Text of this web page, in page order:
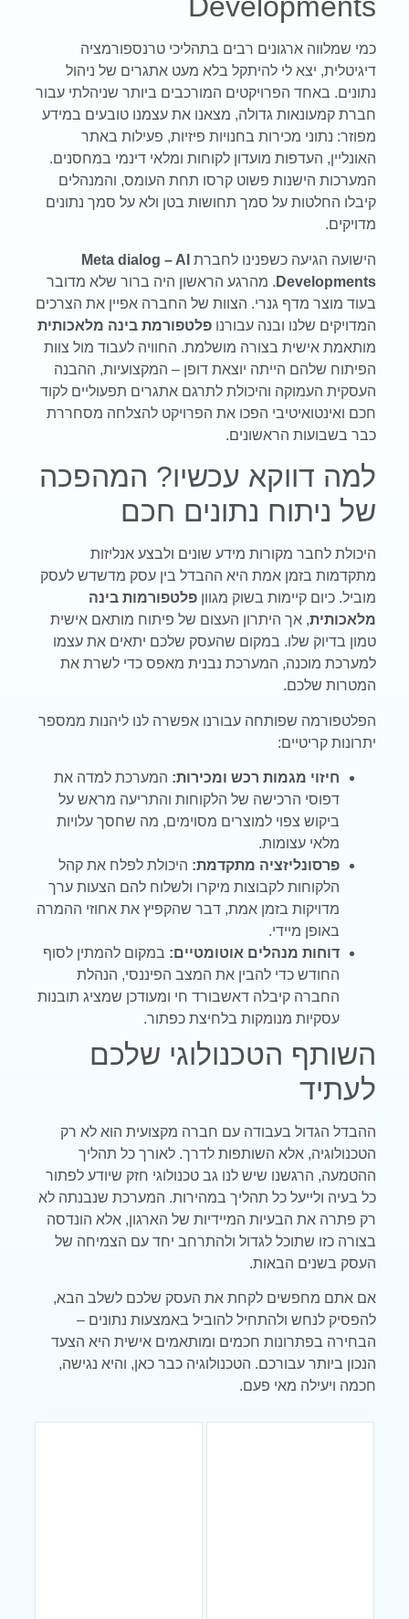
Developments
כמי שמלווה ארגונים רבים בתהליכי טרנספורמציה
דיגיטלית, יצא לי להיתקל בלא מעט אתגרים של ניהול
נתונים. באחד הפרויקטים המורכבים ביותר שניהלתי עבור
חברת קמעונאות גדולה, מצאנו את עצמנו טובעים במידע
מפוזר: נתוני מכירות בחנויות פיזיות, פעילות באתר
האונליין, העדפות מועדון לקוחות ומלאי דינמי במחסנים.
המערכות הישנות פשוט קרסו תחת העומס, והמנהלים
קיבלו החלטות על סמך תחושות בטן ולא על סמך נתונים
מדויקים.
הישועה הגיעה כשפנינו לחברת Meta dialog – AI
Developments . מהרגע הראשון היה ברור שלא מדובר
בעוד מוצר מדף גנרי. הצוות של החברה אפיין את הצרכים
המדויקים שלנו ובנה עבורנופלטפורמת בינה מלאכותית
מותאמת אישית בצורה מושלמת. החוויה לעבוד מול צוות
הפיתוח שלהם הייתה יוצאת דופן – המקצועיות, ההבנה
העסקית העמוקה והיכולת לתרגם אתגרים תפעוליים לקוד
חכם ואינטואיטיבי הפכו את הפרויקט להצלחה מסחררת
כבר בשבועות הראשונים.
למה דווקא עכשיו? המהפכה
של ניתוח נתונים חכם
היכולת לחבר מקורות מידע שונים ולבצע אנליזות
מתקדמות בזמן אמת היא ההבדל בין עסק מדשדש לעסק
מוביל. כיום קיימות בשוק מגווןפלטפורמות בינה
מלאכותית, אך היתרון העצום של פיתוח מותאם אישית
טמון בדיוק שלו. במקום שהעסק שלכם יתאים את עצמו
למערכת מוכנה, המערכת נבנית מאפס כדי לשרת את
המטרות שלכם.
הפלטפורמה שפותחה עבורנו אפשרה לנו ליהנות ממספר
יתרונות קריטיים:
חיזוי מגמות רכש ומכירות: המערכת למדה את
דפוסי הרכישה של הלקוחות והתריעה מראש על
ביקוש צפוי למוצרים מסוימים, מה שחסך עלויות
מלאי עצומות.
פרסונליזציה מתקדמת: היכולת לפלח את קהל
הלקוחות לקבוצות מיקרו ולשלוח להם הצעות ערך
מדויקות בזמן אמת, דבר שהקפיץ את אחוזי ההמרה
באופן מיידי.
דוחות מנהלים אוטומטיים: במקום להמתין לסוף
החודש כדי להבין את המצב הפיננסי, הנהלת
החברה קיבלה דאשבורד חי ומעודכן שמציג תובנות
עסקיות מנומקות בלחיצת כפתור.
השותף הטכנולוגי שלכם
לעתיד
ההבדל הגדול בעבודה עם חברה מקצועית הוא לא רק
הטכנולוגיה, אלא השותפות לדרך. לאורך כל תהליך
ההטמעה, הרגשנו שיש לנו גב טכנולוגי חזק שיודע לפתור
כל בעיה ולייעל כל תהליך במהירות. המערכת שנבנתה לא
רק פתרה את הבעיות המיידיות של הארגון, אלא הונדסה
בצורה כזו שתוכל לגדול ולהתרחב יחד עם הצמיחה של
העסק בשנים הבאות.
אם אתם מחפשים לקחת את העסק שלכם לשלב הבא,
להפסיק לנחש ולהתחיל להוביל באמצעות נתונים –
הבחירה בפתרונות חכמים ומותאמים אישית היא הצעד
הנכון ביותר עבורכם. הטכנולוגיה כבר כאן, והיא נגישה,
חכמה ויעילה מאי פעם.